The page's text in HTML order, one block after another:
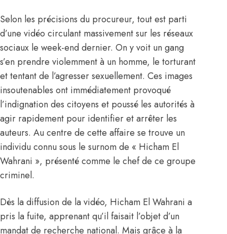
Selon les précisions du procureur, tout est parti
d’une vidéo circulant massivement sur les réseaux
sociaux le week-end dernier. On y voit un gang
s’en prendre violemment à un homme, le torturant
et tentant de l’agresser sexuellement. Ces images
insoutenables ont immédiatement provoqué
l’indignation des citoyens et poussé les autorités à
agir rapidement pour identifier et arrêter les
auteurs. Au centre de cette affaire se trouve un
individu connu sous le surnom de « Hicham El
Wahrani », présenté comme le chef de ce groupe
criminel.
Dès la diffusion de la vidéo, Hicham El Wahrani a
pris la fuite, apprenant qu’il faisait l’objet d’un
mandat de recherche national. Mais grâce à la